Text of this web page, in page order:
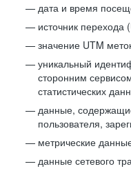
дата и время
источник перехода
значение UTM
уникальный
сторонним
статистических
данные,
пользователя,
метрические
данные сетевого